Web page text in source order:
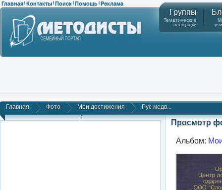
Главная | Контакты | Поиск | Помощь | Реклама
Группы
Тематические
площадки
Главная Фото Мои достижения Рус медв...
1
Просмотр
Альбом: